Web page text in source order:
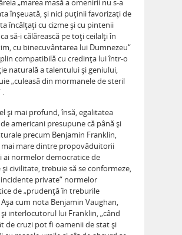
„marea masă a omenirii nu s-a
înşeuată, şi nici puţinii favorizaţi de
încălţaţi cu cizme şi cu pintenii
să-i călărească pe toţi ceilalţi în
cu binecuvântarea lui Dumnezeu“
compatibilă cu credinţa lui într-o
naturală a talentului şi geniului,
„culeasă din mormanele de steril
.
şi mai profund, însă, egalitatea
americani presupune că până şi
precum Benjamin Franklin,
mai mare dintre propovăduitorii
ai normelor democratice de
civilitate, trebuie să se conformeze,
incidente private“ normelor
de „prudenţă în treburile
cum nota Benjamin Vaughan,
interlocutorul lui Franklin, „când
de cruzi pot fi oamenii de stat şi